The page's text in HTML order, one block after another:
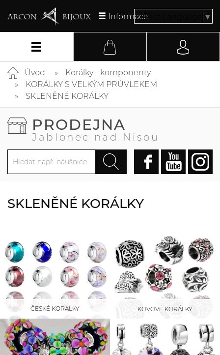
InformaceSelect Language ▼
Úvod
Korálky - komponenty
KORÁLKY S VELKÝM PRŮVLEKEM
SKLENĚNÉ KORÁLKY
PRODEJNA
Jablonec nad Nisou
SKLENĚNÉ KORÁLKY
ČESKÉ KORÁLKY KOVOVÉ KORÁLKY